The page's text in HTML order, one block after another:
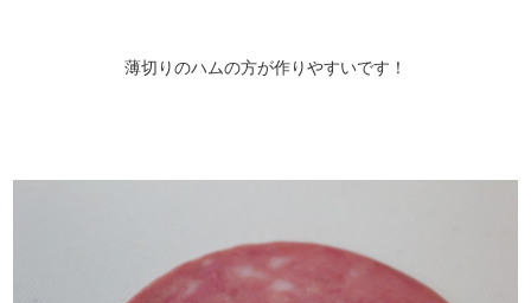
薄切りのハムの方が作りやすいです！